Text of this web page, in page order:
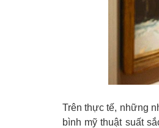
Trên thực tế, những
bình mỹ thuật suất